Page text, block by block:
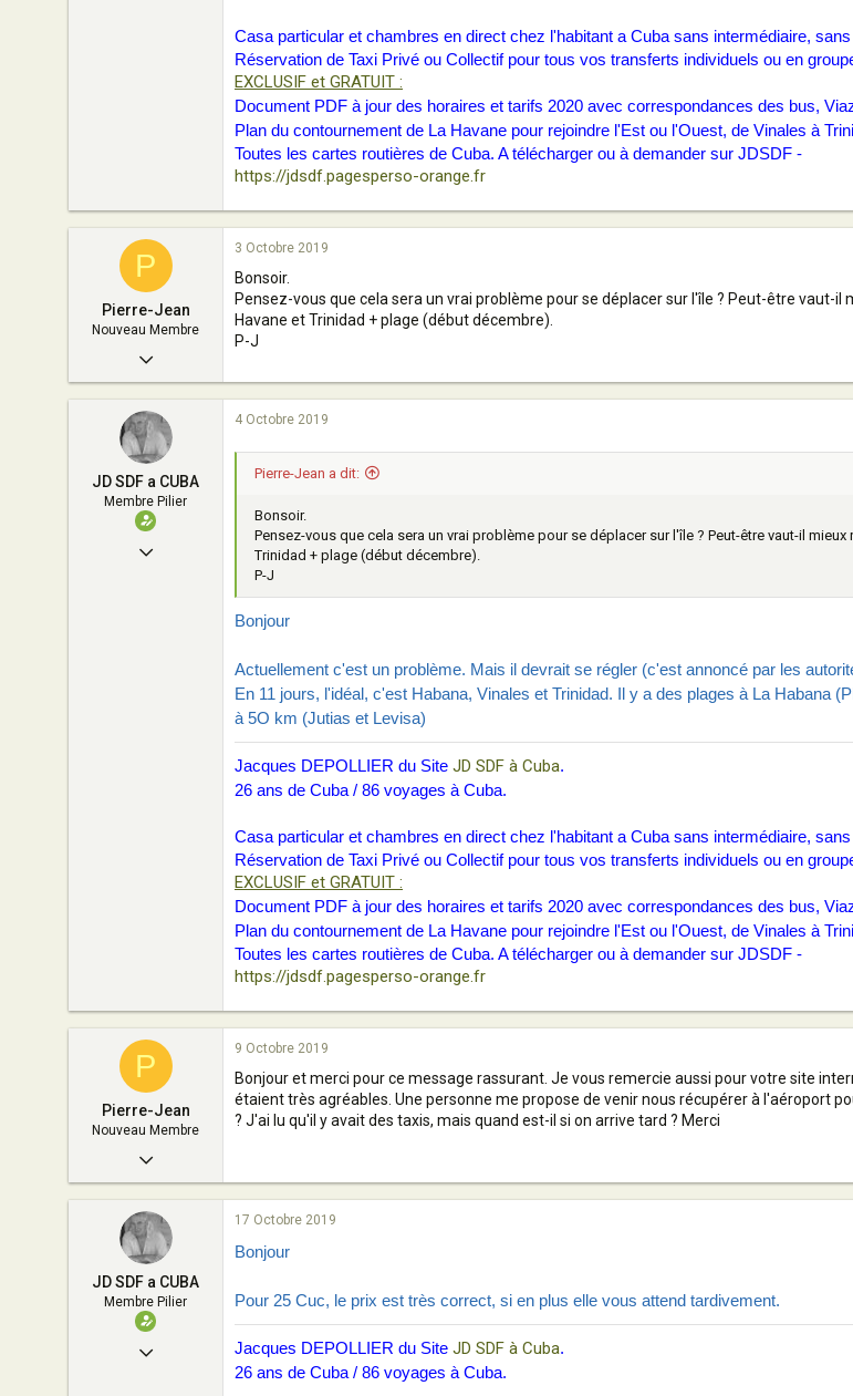
Casa particular et chambres en direct chez l'habitant a Cuba sans intermédiaire,
Réservation de Taxi Privé ou Collectif pour tous vos transferts individuels ou en
EXCLUSIF et GRATUIT :
Document PDF à jour des horaires et tarifs 2020 avec correspondances des bus,
Plan du contournement de La Havane pour rejoindre l'Est ou l'Ouest, de Vinales à
Toutes les cartes routières de Cuba. A télécharger ou à demander sur JDSDF -
https://jdsdf.pagesperso-orange.fr
P
Pierre-Jean
Nouveau Membre
21 Juillet 2019
3
45
3 Octobre 2019
Bonsoir.
Pensez-vous que cela sera un vrai problème pour se déplacer sur l'île ? Peut-être vaut-
Havane et Trinidad + plage (début décembre).
P-J
JD SDF a CUBA
Membre Pilier
4 Octobre 2019
Pierre-Jean a dit:
Bonsoir.
Pensez-vous que cela sera un vrai problème pour se déplacer sur l'île ? Peut-être vaut-il
Trinidad + plage (début décembre).
P-J
Bonjour
Actuellement c'est un problème. Mais il devrait se régler (c'est annoncé par les
En 11 jours, l'idéal, c'est Habana, Vinales et Trinidad. Il y a des plages à La Habana
à 5O km (Jutias et Levisa)
Jacques DEPOLLIER du Site JD SDF à Cuba.
26 ans de Cuba / 86 voyages à Cuba.
Casa particular et chambres en direct chez l'habitant a Cuba sans intermédiaire,
Réservation de Taxi Privé ou Collectif pour tous vos transferts individuels ou en
EXCLUSIF et GRATUIT :
Document PDF à jour des horaires et tarifs 2020 avec correspondances des bus,
Plan du contournement de La Havane pour rejoindre l'Est ou l'Ouest, de Vinales à
Toutes les cartes routières de Cuba. A télécharger ou à demander sur JDSDF -
https://jdsdf.pagesperso-orange.fr
P
Pierre-Jean
Nouveau Membre
21 Juillet 2019
3
45
9 Octobre 2019
Bonjour et merci pour ce message rassurant. Je vous remercie aussi pour votre site
étaient très agréables. Une personne me propose de venir nous récupérer à l'aéroport
? J'ai lu qu'il y avait des taxis, mais quand est-il si on arrive tard ? Merci
JD SDF a CUBA
Membre Pilier
17 Octobre 2019
Bonjour
Pour 25 Cuc, le prix est très correct, si en plus elle vous attend tardivement.
Jacques DEPOLLIER du Site JD SDF à Cuba.
26 ans de Cuba / 86 voyages à Cuba.